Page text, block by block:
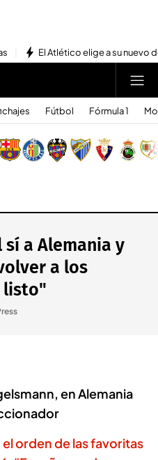
El Atlético elige a su nuevo
Fútbol Fórmula 1
a Alemania y
a los
listo"
en Alemania
orden de las favoritas